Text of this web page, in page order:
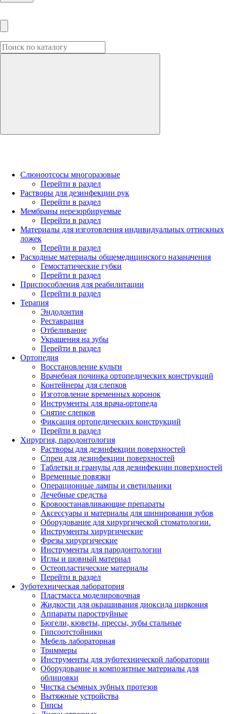
Слюноотсосы многоразовые
Перейти в раздел
Растворы для дезинфекции рук
Перейти в раздел
Мембраны нерезорбируемые
Перейти в раздел
Материалы для изготовления индивидуальных оттискных
ложек
Перейти в раздел
Расходные материалы общемедицинского назаначения
Гемостатические губки
Перейти в раздел
Приспособления для реабилитации
Перейти в раздел
Терапия
Эндодонтия
Реставрация
Отбеливание
Украшения на зубы
Перейти в раздел
Ортопедия
Восстановление культи
Врачебная починка ортопедических конструкций
Контейнеры для слепков
Изготовление временных коронок
Инструменты для врача-ортопеда
Снятие слепков
Фиксация ортопедических конструкций
Перейти в раздел
Хирургия, пародонтология
Растворы для дезинфекции поверхностей
Спреи для дезинфекции поверхностей
Таблетки и гранулы для дезинфекции поверхностей
Временные повязки
Операционные лампы и светильники
Лечебные средства
Кровоостанавливающие препараты
Аксессуары и материалы для шинирования зубов
Оборудование для хирургической стоматологии.
Инструменты хирургические
Фрезы хирургические
Инструменты для пародонтологии
Иглы и шовный материал
Остеопластические материалы
Перейти в раздел
Зуботехническая лаборатория
Пластмасса моделировочная
Жидкости для окрашивания диоксида циркония
Аппараты пароструйные
Бюгели, кюветы, прессы, зубы стальные
Гипсоотстойники
Мебель лабораторная
Триммеры
Инструменты для зуботехнической лаборатории
Оборудование и композитные материалы для
облицовки
Чистка съемных зубных протезов
Вытяжные устройства
Гипсы